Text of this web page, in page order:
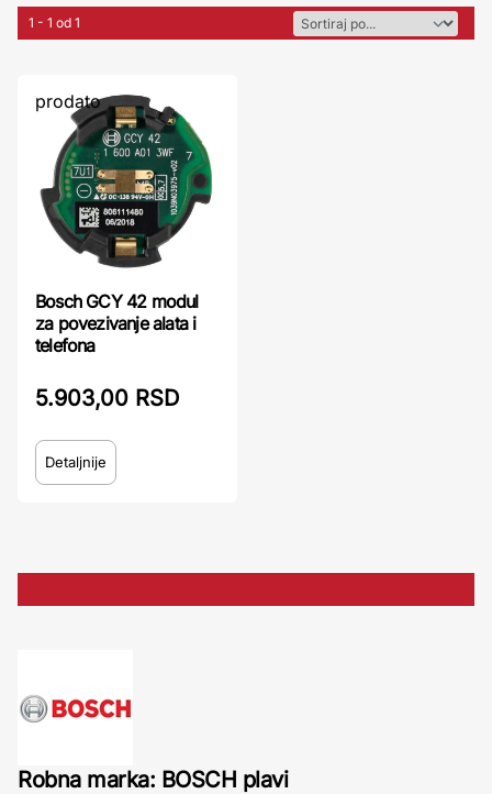
1 - 1 od 1
prodato
Bosch GCY 42 modul
za povezivanje alata i
telefona
5.903,00 RSD
Detaljnije
Robna marka: BOSCH plavi